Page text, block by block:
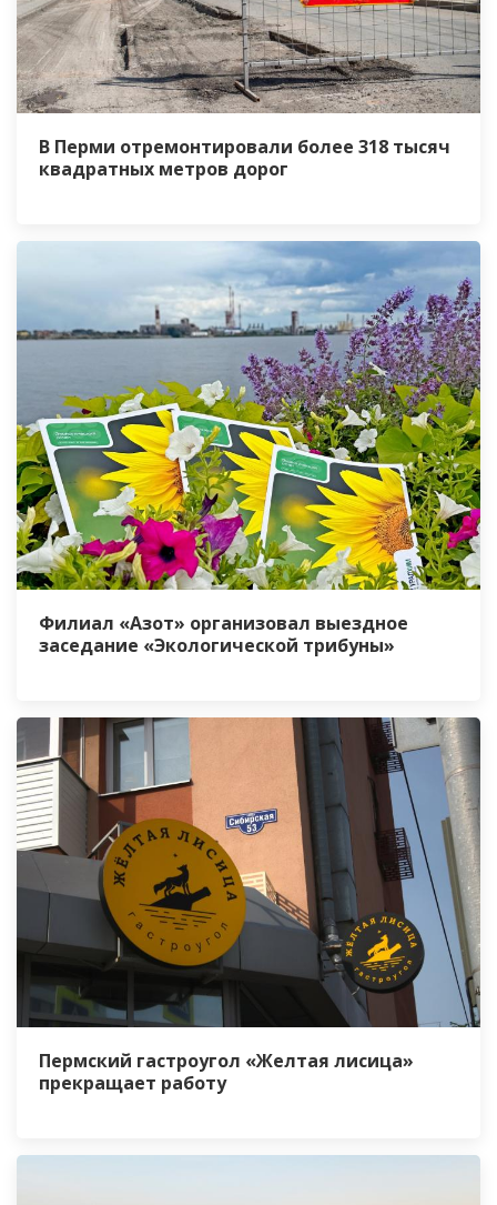
В Перми отремонтировали более 318 тысяч
квадратных метров дорог
Филиал «Азот» организовал выездное
заседание «Экологической трибуны»
Пермский гастроугол «Желтая лисица»
прекращает работу